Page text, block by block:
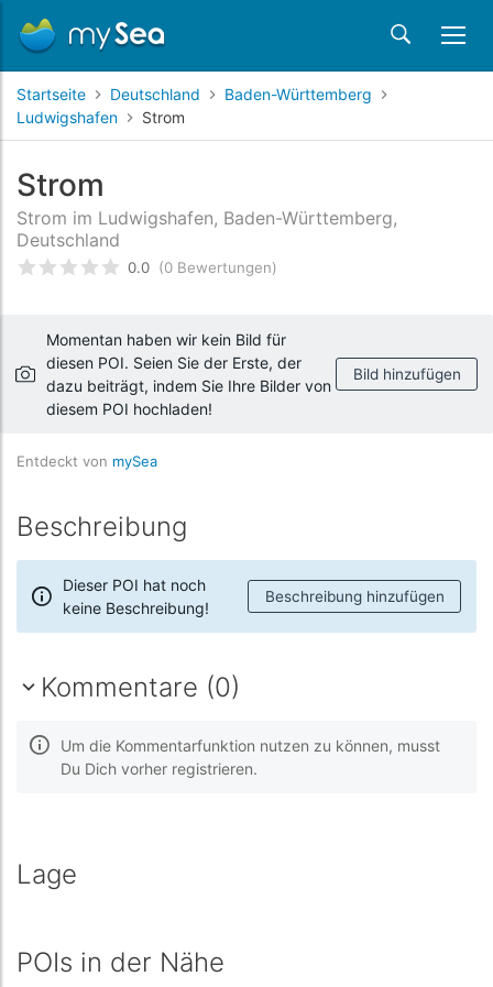
Startseite Deutschland
Baden-Württemberg
Ludwigshafen
Strom
Strom
Strom im Ludwigshafen, Baden-Württemberg,
Deutschland
bewertet0 /5 beyogen auf
0.0 (0 Bewertungen)
Momentan haben wir kein Bild für
diesen POI. Seien Sie der Erste, der
dazu beiträgt, indem Sie Ihre Bilder von
diesem POI hochladen!
Bild hinzufügen
Entdeckt von mySea
Beschreibung
Dieser POI hat noch
keine Beschreibung!
Beschreibung hinzufügen
Kommentare (0)
Um die Kommentarfunktion nutzen zu können, musst
Du Dich vorher registrieren.
Lage
POIs in der Nähe